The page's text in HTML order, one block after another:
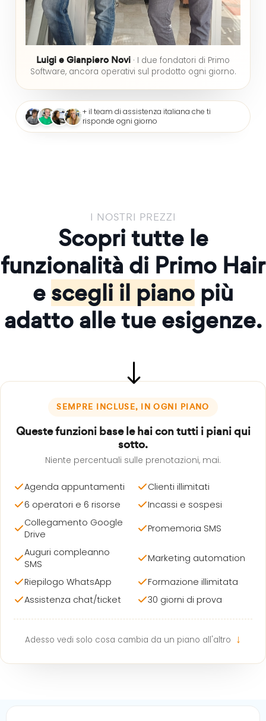
Luigi e Gianpiero Novi · I due fondatori di Primo
Software, ancora operativi sul prodotto ogni giorno.
+ il team di assistenza italiana che ti
risponde ogni giorno
I NOSTRI PREZZI
Scopri tutte le
funzionalità di Primo Hair
escegli il piano più
adatto alle tue esigenze.
SEMPRE INCLUSE, IN OGNI PIANO
Queste funzioni base le hai con tutti i piani qui
sotto.
Niente percentuali sulle prenotazioni, mai.
Agenda appuntamenti
Clienti illimitati
6 operatori e 6 risorse
Incassi e sospesi
Collegamento Google
Drive
Promemoria SMS
Auguri compleanno
SMS
Marketing automation
Riepilogo WhatsApp
Formazione illimitata
Assistenza chat/ticket
30 giorni di prova
Adesso vedi solo cosa cambia da un piano all'altro ↓